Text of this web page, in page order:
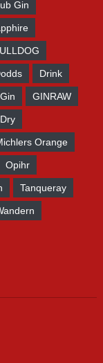
Gin
Drink
Gin GINRAW
Orange
Opihr
Tanqueray